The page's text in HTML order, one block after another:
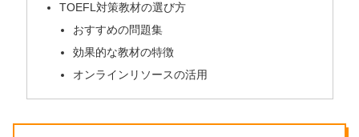
TOEFL対策教材の選び方
おすすめの問題集
効果的な教材の特徴
オンラインリソースの活用